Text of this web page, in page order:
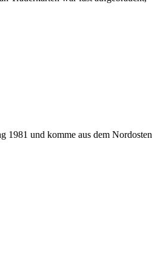
1981 und komme aus dem Nordosten